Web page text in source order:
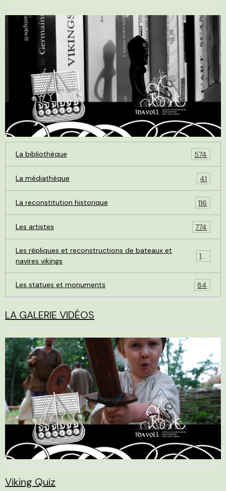
La bibliothèque 574
La médiathèque 41
La reconstitution historique 116
Les artistes 774
Les répliques et reconstructions de bateaux et
navires vikings
119
Les statues et monuments 84
LA GALERIE VIDÉOS
Viking Quiz